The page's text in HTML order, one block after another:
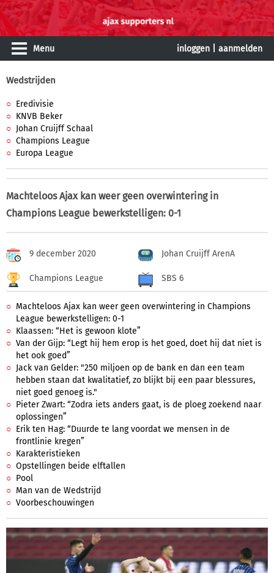
Menu inloggen aanmelden
Wedstrijden
Eredivisie
KNVB Beker
Johan Cruijff Schaal
Champions League
Europa League
Machteloos Ajax kan weer geen overwintering in
Champions League bewerkstelligen: 0-1
9 december 2020 Johan Cruijff ArenA
Champions League SBS 6
Machteloos Ajax kan weer geen overwintering in Champions
League bewerkstelligen: 0-1
Klaassen: “Het is gewoon klote”
Van der Gijp: “Legt hij hem erop is het goed, doet hij dat niet is
het ook goed”
Jack van Gelder: "250 miljoen op de bank en dan een team
hebben staan dat kwalitatief, zo blijkt bij een paar blessures,
niet goed genoeg is."
Pieter Zwart: “Zodra iets anders gaat, is de ploeg zoekend naar
oplossingen”
Erik ten Hag: “Duurde te lang voordat we mensen in de
frontlinie kregen”
Karakteristieken
Opstellingen beide elftallen
Pool
Man van de Wedstrijd
Voorbeschouwingen